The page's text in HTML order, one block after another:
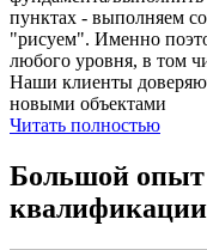
пунктах - выполняем
"рисуем". Именно
любого уровня, в том
Наши клиенты
новыми объектами
Читать полностью
Большой опыт
квалификации